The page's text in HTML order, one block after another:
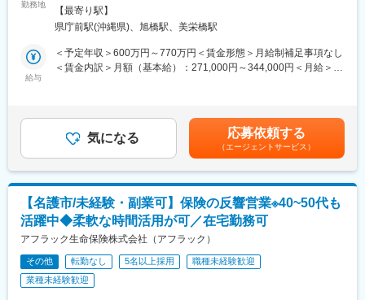
ルティング営業を行っていただきます。
■業務詳細
・販売戦略の立案
・商品勉強会や各種研修、販売方法指導
・代理店の課題分析・解決策の提案
※会社が出向を指示した場合は出向先の定める業務となります
■1日の流れ
9時：朝礼、チーム内での事例共有など
12時：ランチ
13時：データ分析、提案資料の作成
15時：代理店との商談（2）
17時：帰社、事務作業、翌日の準備
18時：退社
■研修制度
入社後は全体研修後、支店にて先輩社員のOJTのもとキャッチア
勤務地
【最寄り駅】
県庁前駅(沖縄県)、旭橋駅、美栄橋駅
給与
＜予定年収＞600万円～770万円＜賃金形態＞月給制補足事項なし
＜賃金内訳＞月額（基本給）：271,000円～344,000円＜月給＞
です。※転居を伴う場合、別途転勤手当（4万円～6万円/月）と住
宅補助（例：6万円/月までの9割会社負担）の支給がございます。
賃金はあくまでも目安の金額であり、選考を通じて上下する可能
性があります。月給(月額)は固定手当を含めた表記です。
気になる 応募依頼する
（エージェントサービス）
【名護市/未経験・副業可】保険の反響営業※40~50代も
活躍中◆柔軟な時間活用が可／在宅勤務可
アフラック生命保険株式会社（アフラック）
その他 転勤なし 5名以上採用
職種未経験歓迎
業種未経験歓迎